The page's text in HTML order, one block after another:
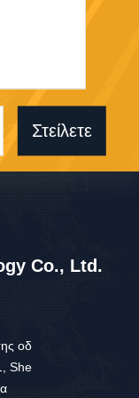
Στείλετε
Co., Ltd.
οδ
She